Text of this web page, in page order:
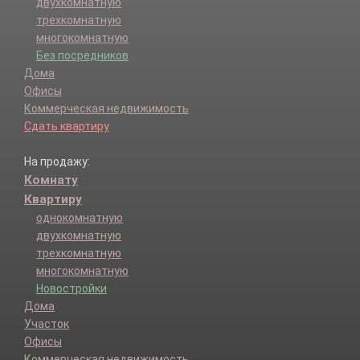
трехкомнатную
многокомнатную
Без посредников
Дома
Офисы
Коммерческая недвижимость
Сдать квартиру
На продажу:
Комнату
Квартиру
однокомнатную
двухкомнатную
трехкомнатную
многокомнатную
Новостройки
Дома
Участок
Офисы